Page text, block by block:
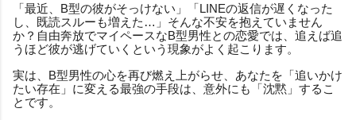
「最近、B型の彼がそっけない」「LINEの返信が遅くなった
し、既読スルーも増えた…」そんな不安を抱えていません
か？自由奔放でマイペースなB型男性との恋愛では、追えば追
うほど彼が逃げていくという現象がよく起こります。
実は、B型男性の心を再び燃え上がらせ、あなたを「追いかけ
たい存在」に変える最強の手段は、意外にも「沈黙」するこ
とです。